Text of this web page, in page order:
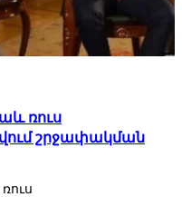
ռուս
շրջափակման